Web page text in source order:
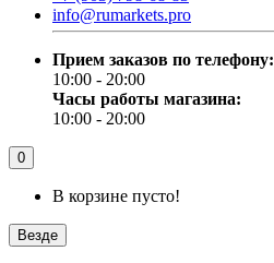
info@rumarkets.pro
Прием заказов по телефону:
10:00 - 20:00
Часы работы магазина:
10:00 - 20:00
0
В корзине пусто!
Везде